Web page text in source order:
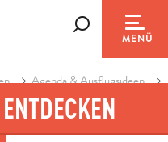
MENÜ
ENTDECKEN
Agenda & Ausflugsideen